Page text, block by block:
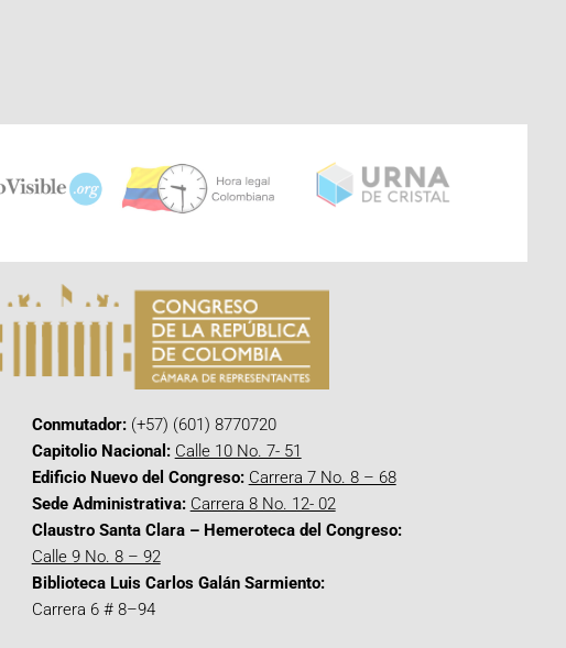
Conmutador:(+57) (601) 8770720
Capitolio Nacional: Calle 10 No. 7- 51
Edificio Nuevo del Congreso: Carrera 7 No. 8 – 68
Sede Administrativa: Carrera 8 No. 12- 02
Claustro Santa Clara – Hemeroteca del Congreso:
Calle 9 No. 8 – 92
Biblioteca Luis Carlos Galán Sarmiento:
Carrera 6 # 8–94